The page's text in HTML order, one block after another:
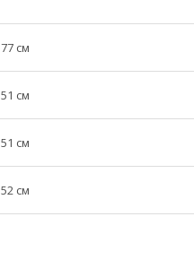
77 см
51 см
51 см
52 см